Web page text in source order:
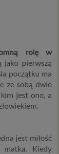
rolę w
jako pierwszą
początku ma
ze sobą dwie
jest ono, a
jest miłość
matka. Kiedy